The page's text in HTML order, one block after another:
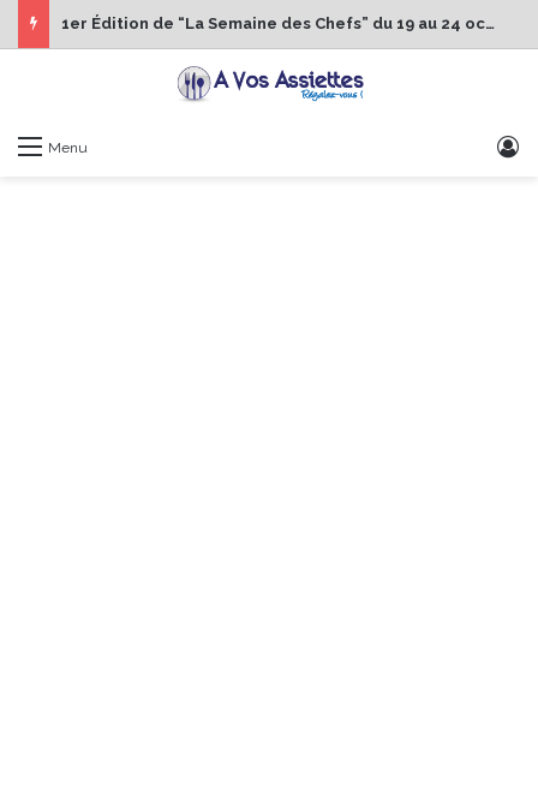
1er Édition de “La Semaine des Chefs” du 19 au 24 octobre 2026
Menu